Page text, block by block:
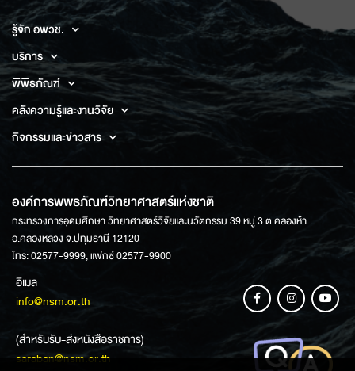
รู้จัก อพวช.
บริการ
พิพิธภัณฑ์
คลังความรู้และงานวิจัย
กิจกรรมและข่าวสาร
องค์การพิพิธภัณฑ์วิทยาศาสตร์แห่งชาติ
กระทรวงการอุดมศึกษา วิทยาศาสตร์วิจัยและนวัตกรรม 39 หมู่ 3 ต.คลองห้า
อ.คลองหลวง จ.ปทุมธานี 12120
โทร: 02577-9999, แฟกซ์ 02577-9900
อีเมล
info@nsm.or.th
(สำหรับรับ-ส่งหนังสือราชการ)
saraban@nsm.or.th